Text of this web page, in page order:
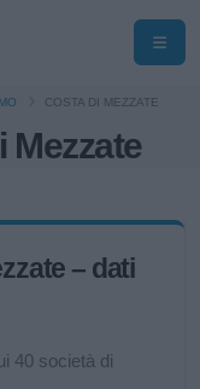
Mezzate
COSTA DI MEZZATE
– dati
40 società di